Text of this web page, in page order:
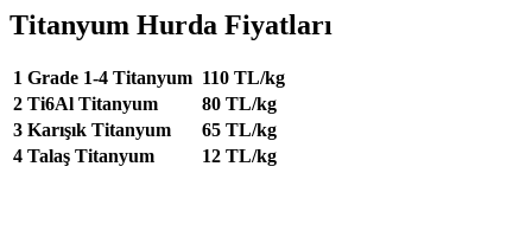
Titanyum Hurda Fiyatları
1 Grade 1-4 Titanyum 110 TL/kg
2 Ti6Al Titanyum
80 TL/kg
3 Karışık Titanyum
65 TL/kg
4 Talaş Titanyum 12 TL/kg